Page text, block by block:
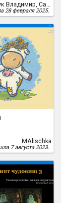
Трофимчук Владимир, Савельева Ольга
28 февраля 2025.
MAlischka
7 августа 2023.